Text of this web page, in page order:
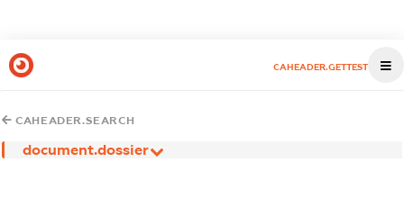
CAHEADER.GETTEST
CAHEADER.SEARCH
document.dossier